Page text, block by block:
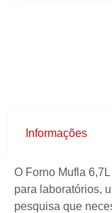
Informações
O Forno Mufla
para laboratórios,
pesquisa que